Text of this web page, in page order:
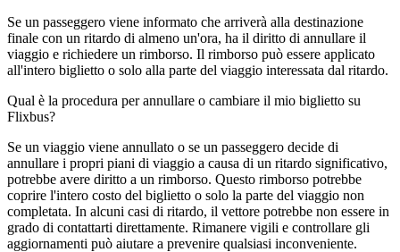
Se un passeggero viene informato che arriverà alla destinazione
finale con un ritardo di almeno un'ora, ha il diritto di annullare il
viaggio e richiedere un rimborso. Il rimborso può essere applicato
all'intero biglietto o solo alla parte del viaggio interessata dal ritardo.
Qual è la procedura per annullare o cambiare il mio biglietto su
Flixbus?
Se un viaggio viene annullato o se un passeggero decide di
annullare i propri piani di viaggio a causa di un ritardo significativo,
potrebbe avere diritto a un rimborso. Questo rimborso potrebbe
coprire l'intero costo del biglietto o solo la parte del viaggio non
completata. In alcuni casi di ritardo, il vettore potrebbe non essere in
grado di contattarti direttamente. Rimanere vigili e controllare gli
aggiornamenti può aiutare a prevenire qualsiasi inconveniente.